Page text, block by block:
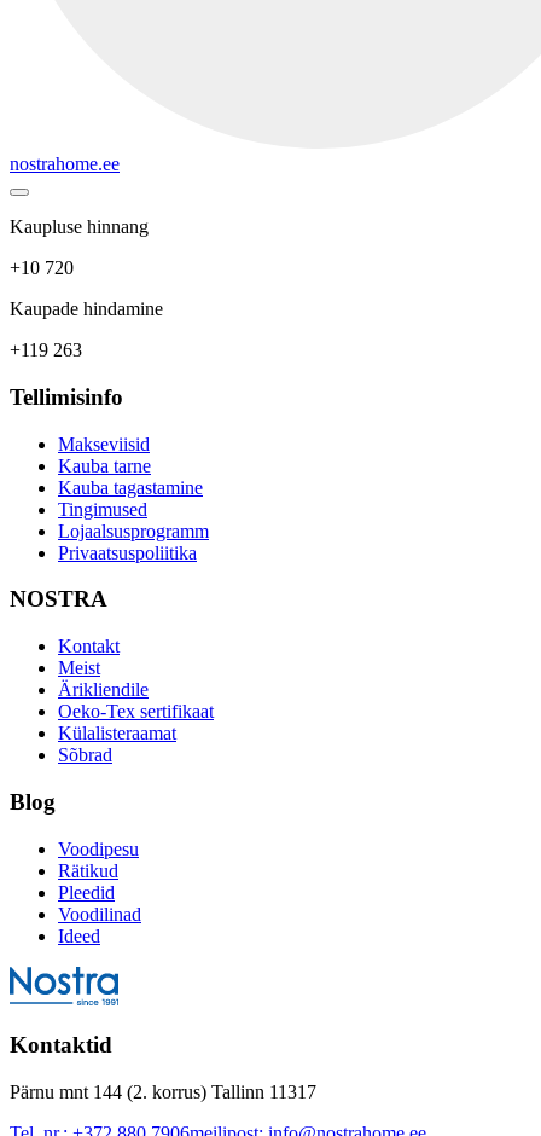
nostrahome.ee
Kaupluse hinnang
+10 720
Kaupade hindamine
+119 263
Tellimisinfo
Makseviisid
Kauba tarne
Kauba tagastamine
Tingimused
Lojaalsusprogramm
Privaatsuspoliitika
NOSTRA
Kontakt
Meist
Ärikliendile
Oeko-Tex sertifikaat
Külalisteraamat
Sõbrad
Blog
Voodipesu
Rätikud
Pleedid
Voodilinad
Ideed
Kontaktid
Pärnu mnt 144 (2. korrus) Tallinn 11317